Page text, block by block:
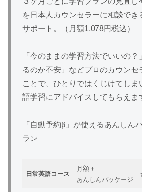
を日本人カウンセラーに相談でき
サポート。（月額1,078円税込）
「今のままの学習方法でいいの
るのか不安」などプロのカウンセ
ことで、ひとりではくじけてしま
語学習にアドバイスしてもらえま
「自動予約β」が使えるあんしん
ラン
日常英語コース
月額＋
あんしんパッケージ